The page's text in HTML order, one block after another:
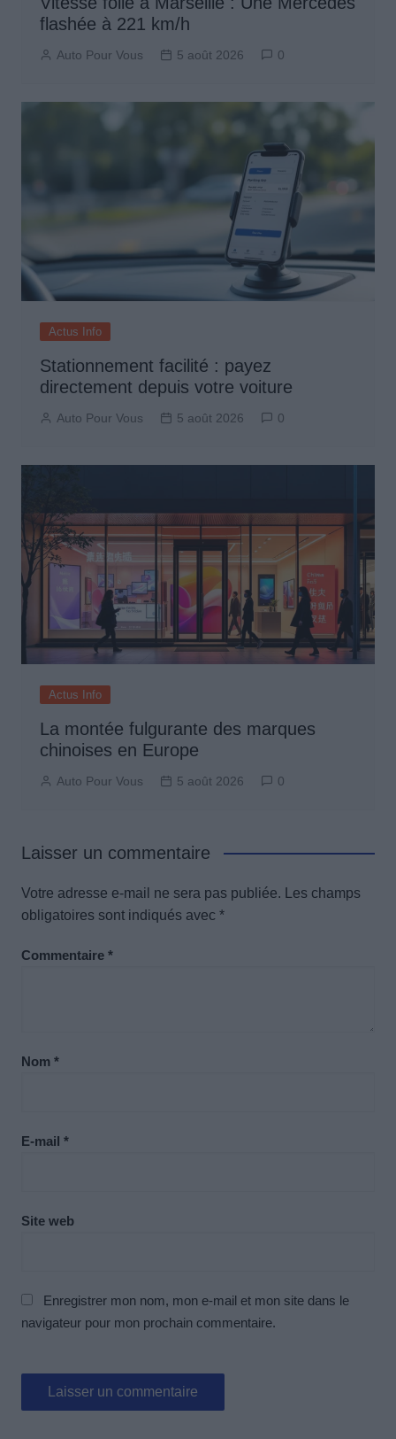
flashée à 221 km/h
Auto Pour Vous 5 août 2026 0
Actus Info
Stationnement facilité : payez
directement depuis votre voiture
Auto Pour Vous 5 août 2026 0
Actus Info
La montée fulgurante des marques
chinoises en Europe
Auto Pour Vous 5 août 2026 0
Laisser un commentaire
Votre adresse e-mail ne sera pas publiée.
Les champs
obligatoires sont indiqués avec *
Commentaire *
Nom *
E-mail *
Site web
Enregistrer mon nom, mon e-mail et mon site dans le
navigateur pour mon prochain commentaire.